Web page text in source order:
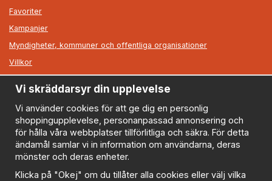
Favoriter
Kampanjer
Myndigheter, kommuner och offentliga organisationer
Villkor
Information
Om oss
Nyheter
Nyhetsbrev
Logga in
Om cookies
Vi skräddarsyr din upplevelse
Vi använder cookies för att ge dig en personlig
shoppingupplevelse, personanpassad annonsering och
för hålla våra webbplatser tillförlitliga och säkra. För detta
ändamål samlar vi in information om användarna, deras
mönster och deras enheter.
Klicka på "Okej" om du tillåter alla cookies eller välj vilka